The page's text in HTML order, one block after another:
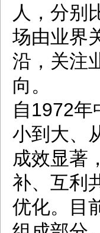
人，分别
场由业界
沿，关注
向。
自1972
小到大、
成效显著
补、互利
优化。目